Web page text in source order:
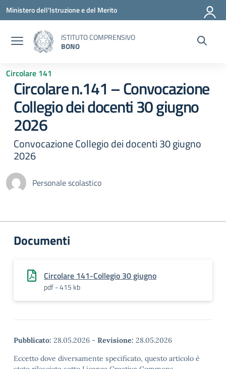
Vai ai contenuti
Vai al menu di navigazione
Vai al footer
Ministero dell'Istruzione e del Merito
ISTITUTO COMPRENSIVO
BONO
Circolare 141
Circolare n.141 – Convocazione
Collegio dei docenti 30 giugno
2026
Convocazione Collegio dei docenti 30 giugno
2026
Personale scolastico
Documenti
Circolare 141-Collegio 30 giugno
pdf - 415 kb
Pubblicato: 28.05.2026 - Revisione: 28.05.2026
Eccetto dove diversamente specificato, questo articolo è